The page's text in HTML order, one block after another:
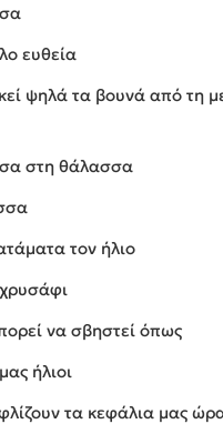
ευθεία
ψηλά τα βουνά από τη
στη θάλασσα
τον ήλιο
να σβηστεί όπως
ήλιοι
τα κεφάλια μας